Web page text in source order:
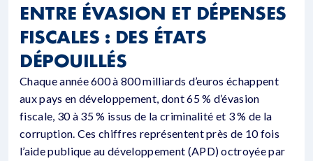
ENTRE ÉVASION ET DÉPENSES
FISCALES : DES ÉTATS
DÉPOUILLÉS
Chaque année 600 à 800 milliards d’euros échappent
aux pays en développement, dont 65 % d’évasion
fiscale, 30 à 35 % issus de la criminalité et 3 % de la
corruption. Ces chiffres représentent près de 10 fois
l’aide publique au développement (APD) octroyée par